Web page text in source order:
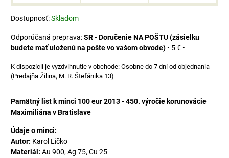
Dostupnosť:Skladom
SR - Doručenie NA POŠTU (zásielku
budete mať uloženú na pošte vo vašom obvode) • 5 € •
Osobne do 7 dní od objednania
(Predajňa Žilina, M. R. Štefánika 13)
Pamätný list k minci 100 eur 2013 - 450. výročie korunovácie
Maximiliána v Bratislave
Údaje o minci:
Autor: Karol Ličko
Materiál: Au 900, Ag 75, Cu 25